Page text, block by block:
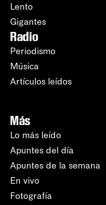
Lento
Gigantes
Radio
Periodismo
Música
Artículos leídos
Más
Lo más leído
Apuntes del día
Apuntes de la semana
En vivo
Fotografía